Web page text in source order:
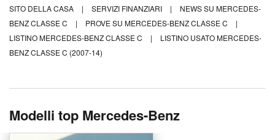
SITO DELLA CASA
| SERVIZI FINANZIARI |
NEWS SU MERCEDES-
BENZ CLASSE C
| PROVE SU MERCEDES-BENZ CLASSE C
|
LISTINO MERCEDES-BENZ CLASSE C
|
LISTINO USATO MERCEDES-
BENZ CLASSE C (2007-14)
Modelli top Mercedes-Benz